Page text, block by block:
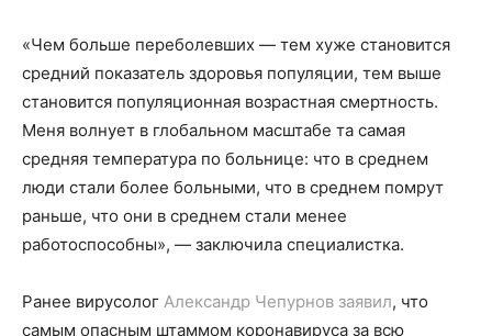
«Чем больше переболевших — тем хуже становится
средний показатель здоровья популяции, тем выше
становится популяционная возрастная смертность.
Меня волнует в глобальном масштабе та самая
средняя температура по больнице: что в среднем
люди стали более больными, что в среднем помрут
раньше, что они в среднем стали менее
работоспособны», — заключила специалистка.
Ранее вирусолог Александр Чепурнов заявил, что
самым опасным штаммом коронавируса за всю